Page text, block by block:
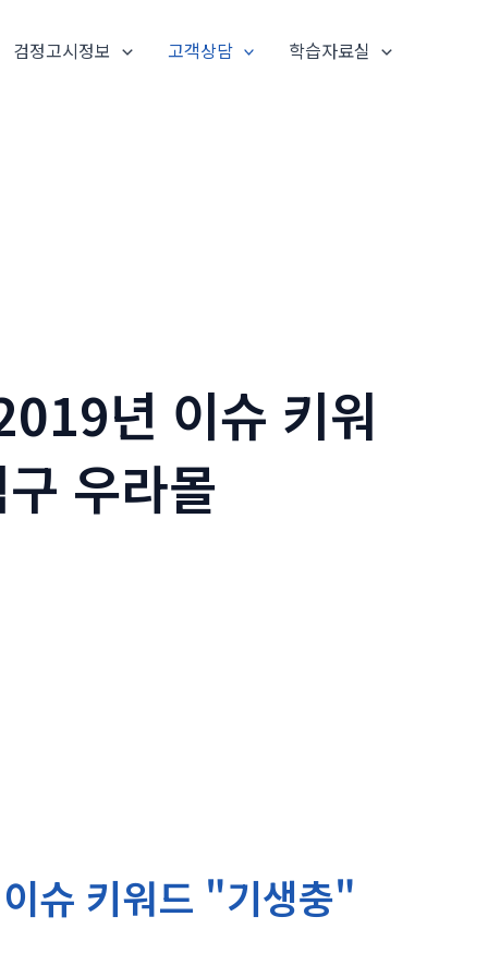
검정고시정보 고객상담 학습자료실
년 이슈 키워
우라몰
슈 키워드 "기생충"